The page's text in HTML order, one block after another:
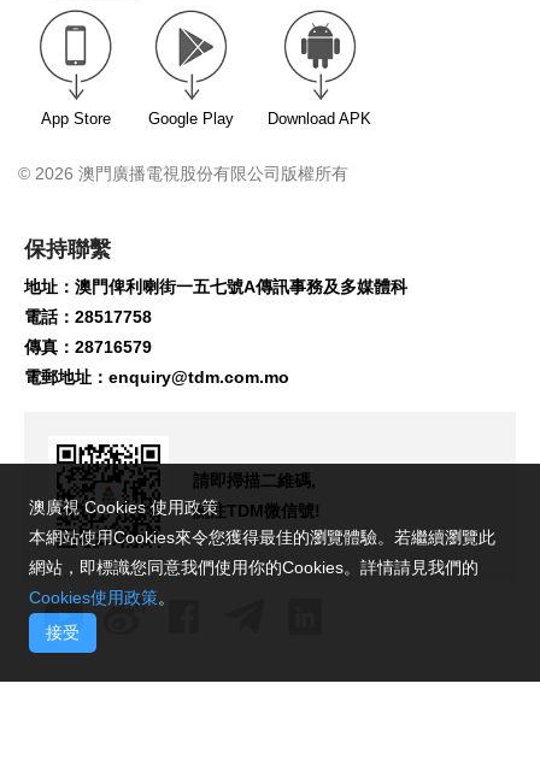
App Store Google Play Download APK
© 2026 澳門廣播電視股份有限公司版權所有
保持聯繫
地址：澳門俾利喇街一五七號A傳訊事務及多媒體科
電話：28517758
傳真：28716579
電郵地址： enquiry@tdm.com.mo
請即掃描二維碼,
關注TDM微信號!
澳廣視 Cookies 使用政策
本網站使用Cookies來令您獲得最佳的瀏覽體驗。若繼續瀏覽此
網站，即標識您同意我們使用你的Cookies。詳情請見我們的
Cookies使用政策。
接受